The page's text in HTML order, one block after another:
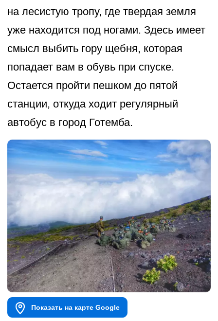
на лесистую тропу, где твердая земля
уже находится под ногами. Здесь имеет
смысл выбить гору щебня, которая
попадает вам в обувь при спуске.
Остается пройти пешком до пятой
станции, откуда ходит регулярный
автобус в город Готемба.
Показать на карте Google